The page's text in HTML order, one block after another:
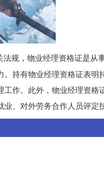
规，物业经理资格证是从
持有物业经理资格证表明
作。此外，物业经理资格
、对外劳务合作人员评定